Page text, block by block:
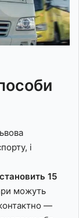
і
15
можуть
—